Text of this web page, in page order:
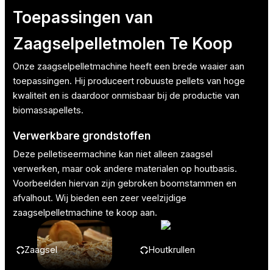
Toepassingen van
Zaagselpelletmolen Te Koop
Onze zaagselpelletmachine heeft een brede waaier aan
toepassingen. Hij produceert robuuste pellets van hoge
kwaliteit en is daardoor onmisbaar bij de productie van
biomassapellets.
Verwerkbare grondstoffen
Deze pelletiseermachine kan niet alleen zaagsel
verwerken, maar ook andere materialen op houtbasis.
Voorbeelden hiervan zijn gebroken boomstammen en
afvalhout. Wij bieden een zeer veelzijdige
zaagselpelletmachine te koop aan.
Zaagsel Houtkrullen